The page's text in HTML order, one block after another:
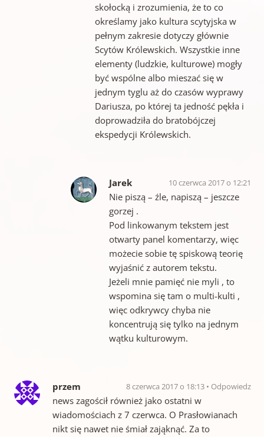
skołocką i zrozumienia, że to co
określamy jako kultura scytyjska w
pełnym zakresie dotyczy głównie
Scytów Królewskich. Wszystkie inne
elementy (ludzkie, kulturowe) mogły
być wspólne albo mieszać się w
jednym tyglu aż do czasów wyprawy
Dariusza, po której ta jedność pękła i
doprowadziła do bratobójczej
ekspedycji Królewskich.
Jarek 10 czerwca 2017 o 12:21
Nie piszą – źle, napiszą – jeszcze
gorzej .
Pod linkowanym tekstem jest
otwarty panel komentarzy, więc
możecie sobie tę spiskową teorię
wyjaśnić z autorem tekstu.
Jeżeli mnie pamięć nie myli , to
wspomina się tam o multi-kulti ,
więc odkrywcy chyba nie
koncentrują się tylko na jednym
wątku kulturowym.
przem 8 czerwca 2017 o 18:13 Odpowiedz
news zagościł również jako ostatni w
wiadomościach z 7 czerwca. O Prasłowianach
nikt się nawet nie śmiał zająknąć. Za to